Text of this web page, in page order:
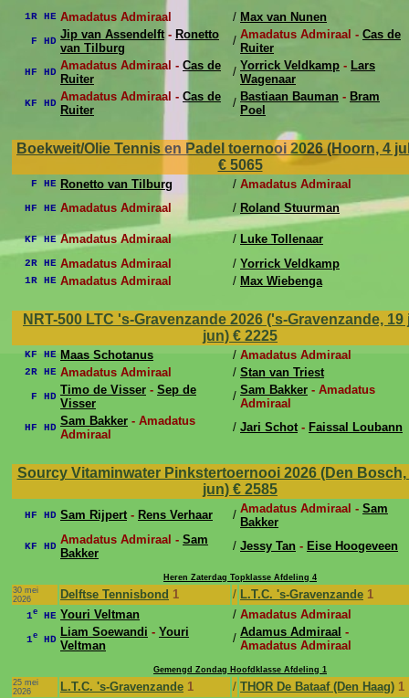
1R HE Amadatus Admiraal / Max van Nunen
F HD Jip van Assendelft - Ronetto
van Tilburg
/ Amadatus Admiraal - Cas de
Ruiter
HF HD Amadatus Admiraal - Cas de
Ruiter
/ Yorrick Veldkamp - Lars
Wagenaar
KF HD Amadatus Admiraal - Cas de
Ruiter
/ Bastiaan Bauman - Bram
Poel
Boekweit/Olie Tennis en Padel toernooi 2026 (Hoorn, 4
€ 5065
F HE Ronetto van Tilburg / Amadatus Admiraal
HF HE Amadatus Admiraal / Roland Stuurman
KF HE Amadatus Admiraal / Luke Tollenaar
2R HE Amadatus Admiraal / Yorrick Veldkamp
1R HE Amadatus Admiraal / Max Wiebenga
NRT-500 LTC 's-Gravenzande 2026 ('s-Gravenzande, 19
jun) € 2225
KF HE Maas Schotanus / Amadatus Admiraal
2R HE Amadatus Admiraal / Stan van Triest
F HD Timo de Visser - Sep de
Visser
/ Sam Bakker - Amadatus
Admiraal
HF HD Sam Bakker - Amadatus
Admiraal
/ Jari Schot- Faissal Loubann
Sourcy Vitaminwater Pinkstertoernooi 2026 (Den Bosch,
jun) € 2585
HF HD Sam Rijpert- Rens Verhaar / Amadatus Admiraal - Sam
Bakker
KF HD Amadatus Admiraal - Sam
Bakker
/ Jessy Tan - Eise Hoogeveen
Heren Zaterdag Topklasse Afdeling 4
30 mei
2026
Delftse Tennisbond 1 / L.T.C. 's-Gravenzande 1
1e HE Youri Veltman / Amadatus Admiraal
1e HD
Liam Soewandi - Youri
Veltman
/ Adamus Admiraal -
Amadatus Admiraal
Gemengd Zondag Hoofdklasse Afdeling 1
25 mei
2026
L.T.C. 's-Gravenzande 1 / THOR De Bataaf (Den Haag) 1